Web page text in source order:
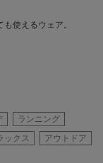
も使えるウェア
ランニング
ックス
アウトドア